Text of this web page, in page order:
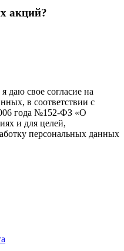
акций?
даю свое согласие на
в соответствии с
года №152-ФЗ «О
и для целей,
персональных данных